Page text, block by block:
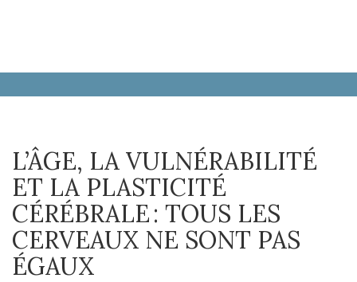
L’ÂGE, LA VULNÉRABILITÉ
ET LA PLASTICITÉ
CÉRÉBRALE : TOUS LES
CERVEAUX NE SONT PAS
ÉGAUX